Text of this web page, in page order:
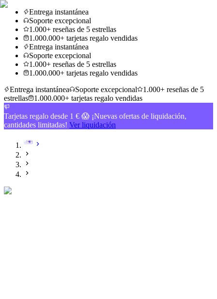
Entrega instantánea
Soporte excepcional
1.000+ reseñas de 5 estrellas
1.000.000+ tarjetas regalo vendidas
Entrega instantánea
Soporte excepcional
1.000+ reseñas de 5 estrellas
1.000.000+ tarjetas regalo vendidas
Entrega instantánea
Soporte excepcional
1.000+ reseñas de 5
estrellas
1.000.000+ tarjetas regalo vendidas
Tarjetas regalo desde 1 € 😱 ¡Nuevas ofertas de liquidación,
cantidades limitadas! Ver liquidación